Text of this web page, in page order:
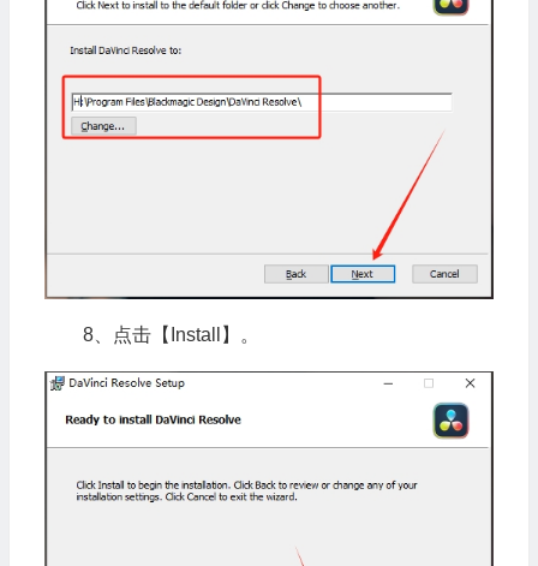
8、点击【Install】。